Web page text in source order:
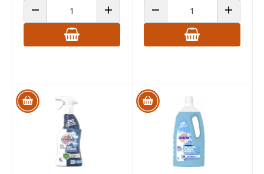
ANZAHL VERRINGERN ANZAHL ERHÖHENANZAHL VERRINGERN ANZAHL